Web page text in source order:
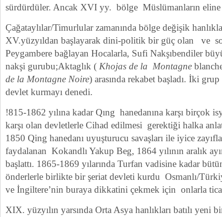
sürdürdüler. Ancak XVI yy. bölge Müslümanların eline
Çağataylılar/Timurlular zamanında bölge değişik
XV.yüzyıldan başlayarak dini-politik bir güç olan ve
Peygambere bağlayan Hocalarla, Sufi Nakşıbendiler
nakşi gurubu;Aktaglık ( Khojas de la Montagne
de la Montagne Noire) arasında rekabet başladı. İki
devlet kurmayı denedi.
!815-1862 yılına kadar Qıng hanedanına karşı birçok
karşı olan devletlerle Cihad edilmesi gerektiği halka
1850 Qing hanedanı uyuşturucu savaşları ile iyice
faydalanan Kokandlı Yakup Beg, 1864 yılının aralık
başlattı. 1865-1869 yılarında Turfan vadisine kadar
önderlerle birlikte bir şeriat devleti kurdu Osmanlı/
ve İngiltere’nin buraya dikkatini çekmek için onlarla
XIX. yüzyılın yarsında Orta Asya hanlıkları batılı yeni